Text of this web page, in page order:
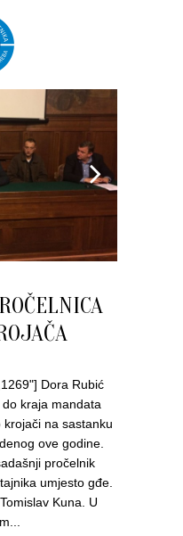
Dora Rubić
kraja mandata
na sastanku
ove godine.
pročelnik
umjesto gđe.
Kuna. U